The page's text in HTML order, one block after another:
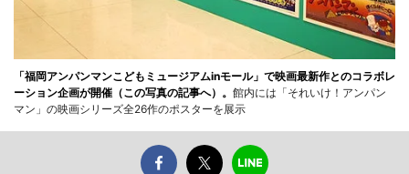
「福岡アンパンマンこどもミュージアムinモール」で映画最新作とのコラボレ
ーション企画が開催（この写真の記事へ）。 館内には「それいけ！アンパン
マン」の映画シリーズ全26作のポスターを展示